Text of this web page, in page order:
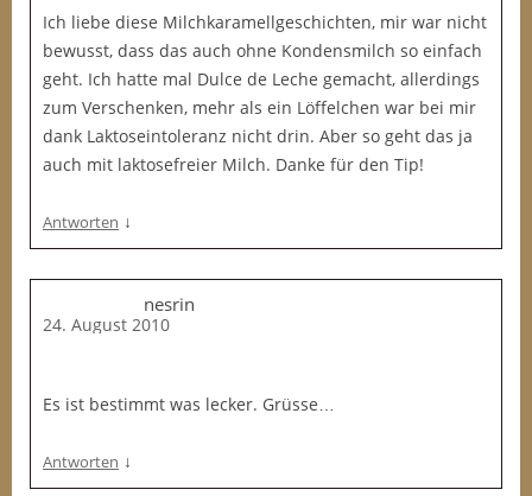
Ich liebe diese Milchkaramellgeschichten, mir war nicht
bewusst, dass das auch ohne Kondensmilch so einfach
geht. Ich hatte mal Dulce de Leche gemacht, allerdings
zum Verschenken, mehr als ein Löffelchen war bei mir
dank Laktoseintoleranz nicht drin. Aber so geht das ja
auch mit laktosefreier Milch. Danke für den Tip!
Antworten ↓
nesrin
24. August 2010
Es ist bestimmt was lecker. Grüsse…
Antworten ↓